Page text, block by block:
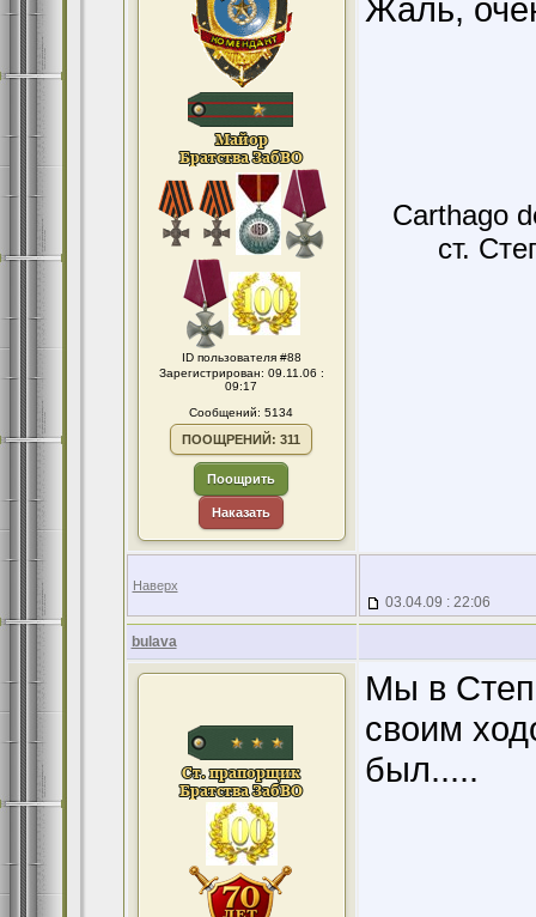
ID пользователя #88
Зарегистрирован: 09.11.06 :
09:17
Сообщений: 5134
ПООЩРЕНИЙ: 311
Поощрить
Наказать
Жаль,
Carthago
ст.
Наверх
03.04.09 : 22:06
bulava
Мы в
своим
был.....